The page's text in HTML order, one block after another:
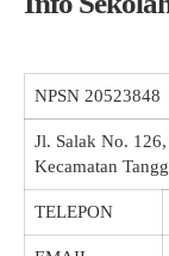
NPSN 20523848
Jl. Salak No.
Kecamatan
TELEPON